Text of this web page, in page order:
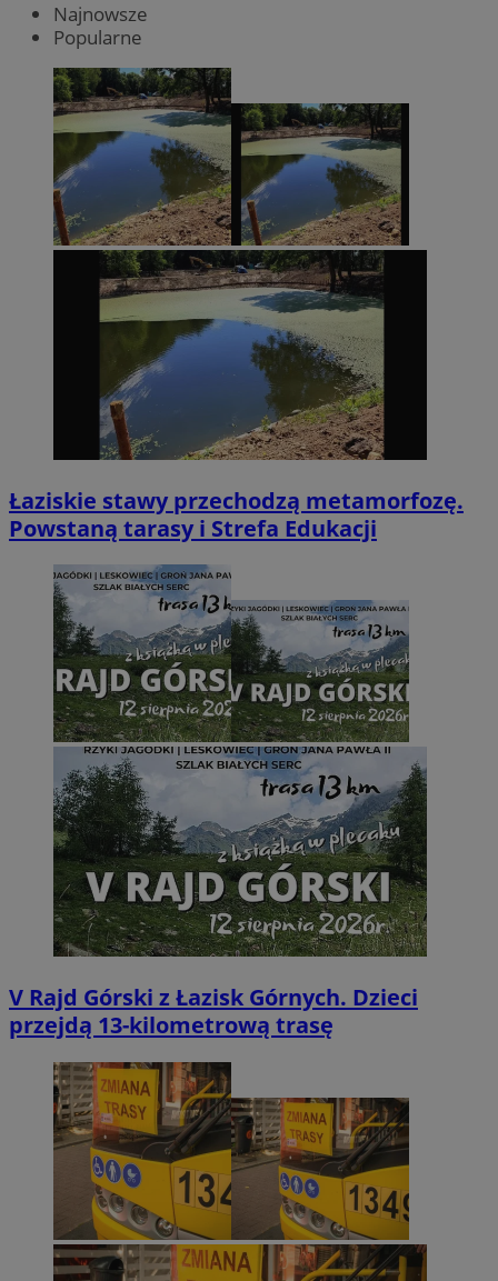
Najnowsze
Popularne
Łaziskie stawy przechodzą metamorfozę.
Powstaną tarasy i Strefa Edukacji
V Rajd Górski z Łazisk Górnych. Dzieci
przejdą 13-kilometrową trasę